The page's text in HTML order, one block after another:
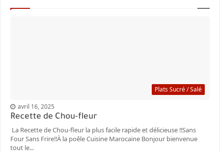
Plats Sucré / Salé
avril 16, 2025
Recette de Chou-fleur
La Recette de Chou-fleur la plus facile rapide et délicieuse ‼️Sans
Four Sans Frire‼️À la poêle Cuisine Marocaine Bonjour bienvenue
tout le...